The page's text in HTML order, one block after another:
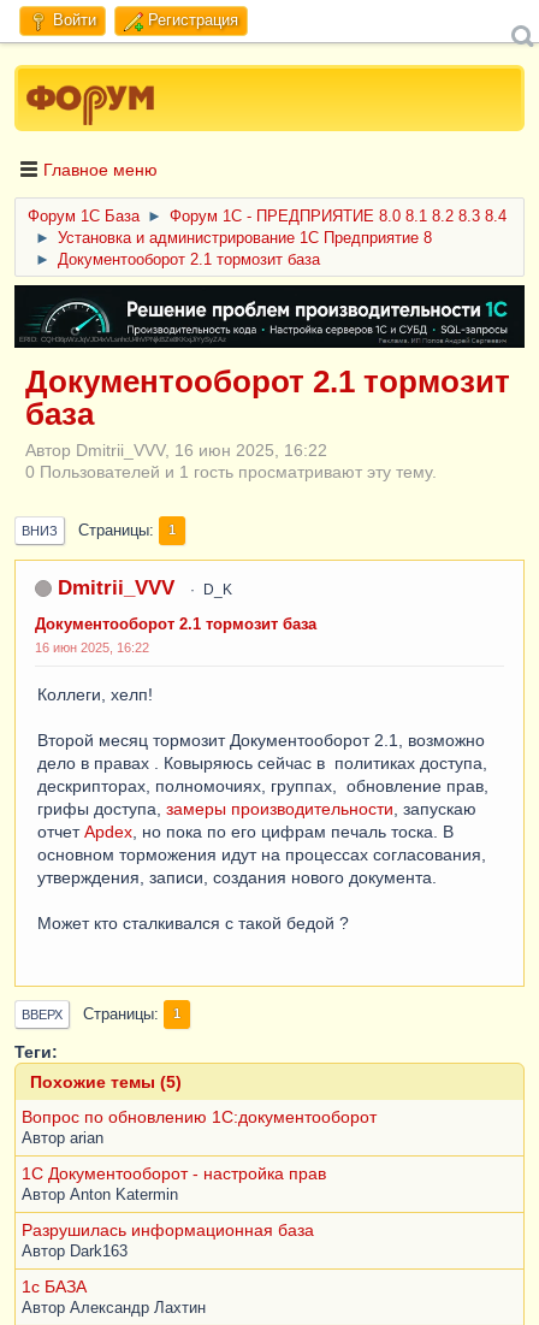
Войти Регистрация
Главное меню
Форум 1C База ►
Форум 1С - ПРЕДПРИЯТИЕ 8.0 8.1 8.2 8.3 8.4
►
Установка и администрирование 1С Предприятие 8
►
Документооборот 2.1 тормозит база
ERID: CQH36pWzJqVJD4xVLsnhcU4hVPNjkBZe8KKxjJiYySyZAz
Документооборот 2.1 тормозит
база
Автор Dmitrii_VVV, 16 июн 2025, 16:22
0 Пользователей и 1 гость просматривают эту тему.
ВНИЗ Страницы 1
Dmitrii_VVV D_K
Документооборот 2.1 тормозит база
16 июн 2025, 16:22
Коллеги, хелп!
Второй месяц тормозит Документооборот 2.1, возможно
дело в правах . Ковыряюсь сейчас в политиках доступа,
дескрипторах, полномочиях, группах, обновление прав,
грифы доступа, замеры производительности , запускаю
отчетApdex , но пока по его цифрам печаль тоска. В
основном торможения идут на процессах согласования,
утверждения, записи, создания нового документа.
Может кто сталкивался с такой бедой ?
ВВЕРХ Страницы 1
Теги:
Похожие темы (5)
Вопрос по обновлению 1С:документооборот
Автор arian
1С Документооборот - настройка прав
Автор Anton Katermin
Разрушилась информационная база
Автор Dark163
1c БАЗА
Автор Александр Лахтин